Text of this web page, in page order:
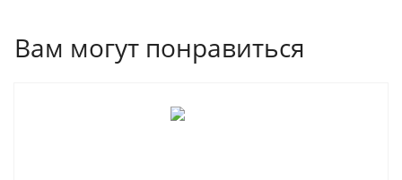
Вам могут понравиться